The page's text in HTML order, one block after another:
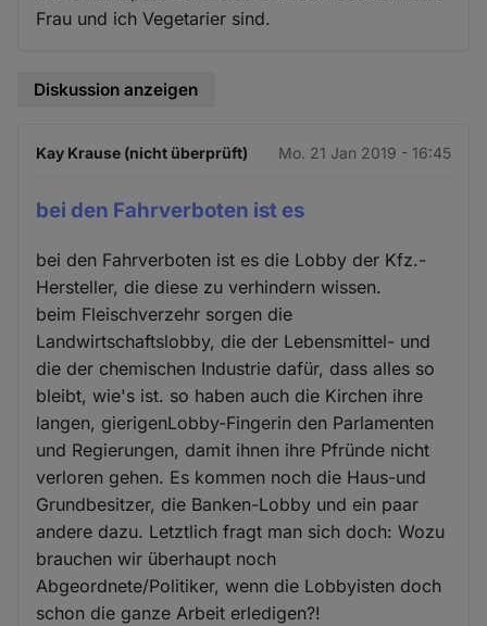
Frau und ich Vegetarier sind.
Diskussion anzeigen
Kay Krause (nicht überprüft) Mo. 21 Jan 2019 - 16:45
bei den Fahrverboten ist es
bei den Fahrverboten ist es die Lobby der Kfz.-
Hersteller, die diese zu verhindern wissen.
beim Fleischverzehr sorgen die
Landwirtschaftslobby, die der Lebensmittel- und
die der chemischen Industrie dafür, dass alles so
bleibt, wie's ist. so haben auch die Kirchen ihre
langen, gierigenLobby-Fingerin den Parlamenten
und Regierungen, damit ihnen ihre Pfründe nicht
verloren gehen. Es kommen noch die Haus-und
Grundbesitzer, die Banken-Lobby und ein paar
andere dazu. Letztlich fragt man sich doch: Wozu
brauchen wir überhaupt noch
Abgeordnete/Politiker, wenn die Lobbyisten doch
schon die ganze Arbeit erledigen?!